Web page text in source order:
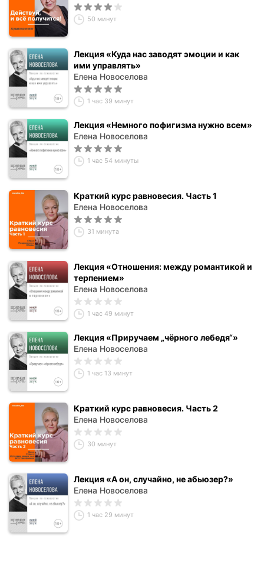
50 минут
Лекция «Куда нас заводят эмоции и как
ими управлять»
Елена Новоселова
1 час 39 минут
Лекция «Немного пофигизма нужно всем»
Елена Новоселова
1 час 54 минуты
Краткий курс равновесия. Часть 1
Елена Новоселова
31 минута
Лекция «Отношения: между романтикой и
терпением»
Елена Новоселова
1 час 49 минут
Лекция «Приручаем „чёрного лебедя“»
Елена Новоселова
1 час 13 минут
Краткий курс равновесия. Часть 2
Елена Новоселова
30 минут
Лекция «А он, случайно, не абьюзер?»
Елена Новоселова
1 час 29 минут